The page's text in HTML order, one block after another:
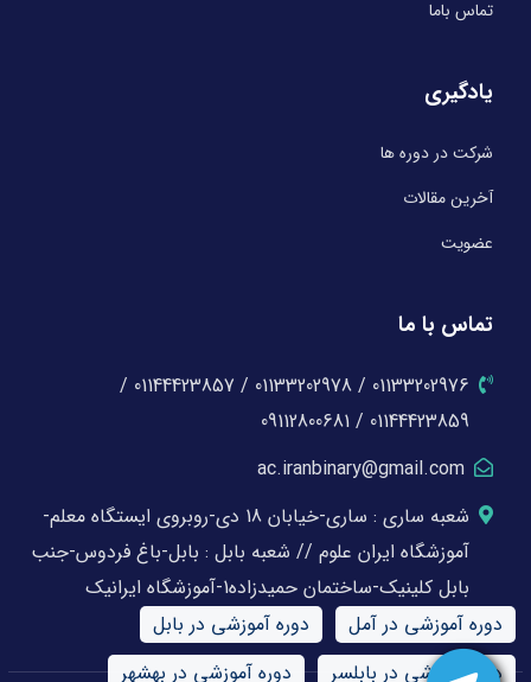
تماس باما
یادگیری
شرکت در دوره ها
آخرین مقالات
عضویت
تماس با ما
01133202976 / 01133202978 / 01144423857 /
01144423859 / 09112800681
ac.iranbinary@gmail.com
شعبه ساری : ساری-خیابان 18 دی-روبروی ایستگاه معلم-
آموزشگاه ایران علوم // شعبه بابل : بابل-باغ فردوس-جنب
بابل کلینیک-ساختمان حمیدزاده1-آموزشگاه ایرانیک
دوره آموزشی در آمل
دوره آموزشی در بابل
دوره آموزشی در بابلسر
دوره آموزشی در بهشهر